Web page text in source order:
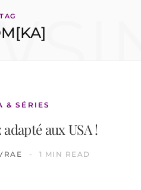
TAG
& SÉRIES
aux USA !
1 MIN READ